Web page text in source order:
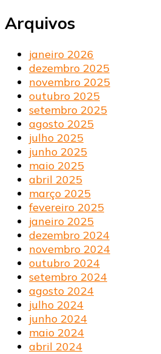
Arquivos
janeiro 2026
dezembro 2025
novembro 2025
outubro 2025
setembro 2025
agosto 2025
julho 2025
junho 2025
maio 2025
abril 2025
março 2025
fevereiro 2025
janeiro 2025
dezembro 2024
novembro 2024
outubro 2024
setembro 2024
agosto 2024
julho 2024
junho 2024
maio 2024
abril 2024